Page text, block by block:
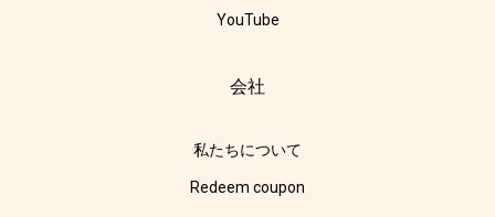
YouTube
会社
私たちについて
Redeem coupon